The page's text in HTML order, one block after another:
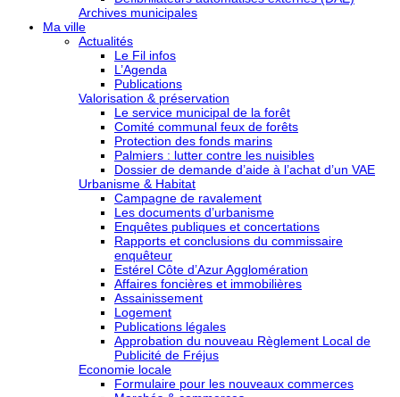
Archives municipales
Ma ville
Actualités
Le Fil infos
L’Agenda
Publications
Valorisation & préservation
Le service municipal de la forêt
Comité communal feux de forêts
Protection des fonds marins
Palmiers : lutter contre les nuisibles
Dossier de demande d’aide à l’achat d’un VAE
Urbanisme & Habitat
Campagne de ravalement
Les documents d’urbanisme
Enquêtes publiques et concertations
Rapports et conclusions du commissaire
enquêteur
Estérel Côte d’Azur Agglomération
Affaires foncières et immobilières
Assainissement
Logement
Publications légales
Approbation du nouveau Règlement Local de
Publicité de Fréjus
Economie locale
Formulaire pour les nouveaux commerces